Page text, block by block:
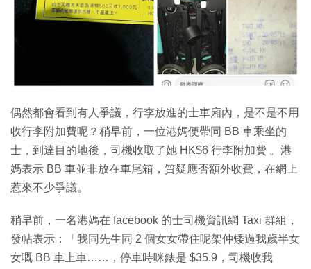
特集
偶然都會看到有人爭議，行李放進的士車廂內，是不是不用
收行李附加費呢？稍早前，一位港媽便帶同 BB 車乘坐的
士，到達目的地後，司機收取了她 HK$6 行李附加費 。港
媽表示 BB 車並非放在車尾箱，質疑應否額外收費，在網上
惹來不少爭議。
稍早前，一名港媽在 facebook 的士司機資訊網 Taxi 群組，
發帖表示：「我同先生同 2 個女女帶住呢架仲矮過我歲半女
女嘅 BB 車上車……，停車時咪錶是 $35.9，司機收我